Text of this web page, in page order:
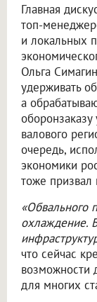
Главная
топ-
и локальных
Ольга
удерживать
а
оборонзаказу
валового
очередь,
экономики
тоже призвал
«Обвального
охлаждение.
что сейчас
возможности
для многих